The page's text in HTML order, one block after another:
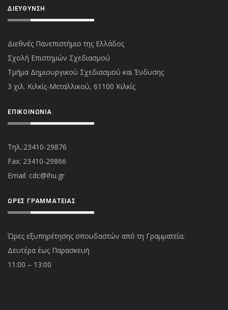
ΔΙΕΎΘΥΝΣΗ
Διεθνές Πανεπιστήμιο της Ελλάδος
Σχολή Επιστημών Σχεδιασμού
Τμήμα Δημιουργικού Σχεδιασμού και Ένδυσης
3 χιλ. Κιλκίς-Μεταλλικού, 61100 Κιλκίς
ΕΠΙΚΟΙΝΩΝΊΑ
Τηλ.:23410-29876
Fax: 23410-29866
Εmail: cdc@ihu.gr
ΏΡΕΣ ΓΡΑΜΜΑΤΕΊΑΣ
Ώρες εξυπηρέτησης σπουδαστών από τη Γραμματεία:
Δευτέρα έως Παρασκευή
11:00 – 13:00